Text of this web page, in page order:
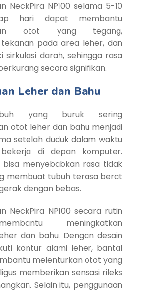
NeckPira NP100 selama 5-10
hari dapat membantu
otot yang tegang,
pada area leher, dan
sirkulasi darah, sehingga rasa
secara signifikan.
Leher dan Bahu
yang buruk sering
otot leher dan bahu menjadi
setelah duduk dalam waktu
di depan komputer.
bisa menyebabkan rasa tidak
membuat tubuh terasa berat
dengan bebas.
NeckPira NP100 secara rutin
meningkatkan
dan bahu. Dengan desain
kontur alami leher, bantal
melenturkan otot yang
memberikan sensasi rileks
Selain itu, penggunaan